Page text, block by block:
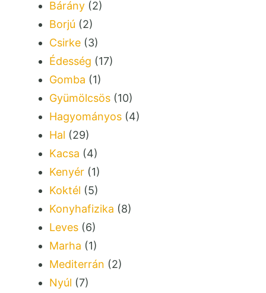
Bárány (2)
Borjú (2)
Csirke (3)
Édesség (17)
Gomba (1)
Gyümölcsös (10)
Hagyományos (4)
Hal (29)
Kacsa (4)
Kenyér (1)
Koktél (5)
Konyhafizika (8)
Leves (6)
Marha (1)
Mediterrán (2)
Nyúl (7)